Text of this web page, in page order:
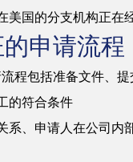
美国的分支机构正在
申请流程
程包括准备文件、
的符合条件
系、申请人在公司内